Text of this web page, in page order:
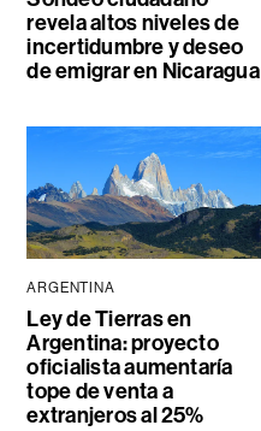
revela altos niveles de
incertidumbre y deseo
de emigrar en Nicaragua
ARGENTINA
Ley de Tierras en
Argentina: proyecto
oficialista aumentaría
tope de venta a
extranjeros al 25%